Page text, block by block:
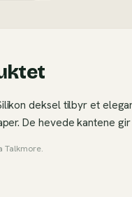
deksel tilbyr et
De hevede kantene
Talkmore.